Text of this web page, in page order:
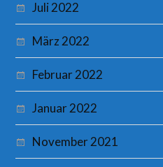
Juli 2022
März 2022
Februar 2022
Januar 2022
November 2021